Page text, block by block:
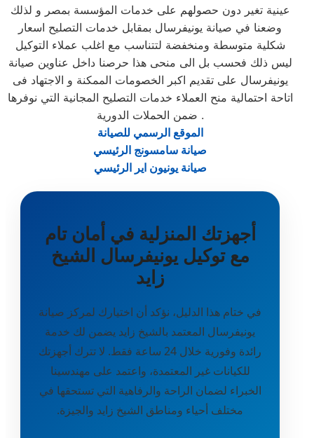
عينية تغير دون حصولهم على خدمات المؤسسة بمصر و لذلك
وضعنا في صيانة يونيفرسال بمقابل خدمات التصليح اسعار
شكلية متوسطة ومنخفضة لتتناسب مع اغلب عملاء التوكيل
ليس ذلك فحسب بل الى منحى هذا حرصنا داخل عناوين صيانة
يونيفرسال على تقديم اكبر الخصومات الممكنة و الاجتهاد فى
اتاحة احتمالية منح العملاء خدمات التصليح المجانية التي نوفرها
ضمن الحملات الدورية .
الموقع الرسمي للصيانة
صيانة سامسونج الرئيسي
صيانة يونيون اير الرئيسي
أجهزتك المنزلية في أمان تام
مع توكيل يونيفرسال الشيخ
زايد
في ختام هذا الدليل، نؤكد أن اختيارك لمركز صيانة
يونيفرسال المعتمد بالشيخ زايد يضمن لك خدمة
رائدة وفورية خلال 24 ساعة فقط. لا تترك أجهزتك
للكيانات غير المعتمدة، واعتمد على مهندسينا
الخبراء لضمان الراحة والرفاهية التي تستحقها في
مختلف أحياء ومناطق الشيخ زايد والجيزة.